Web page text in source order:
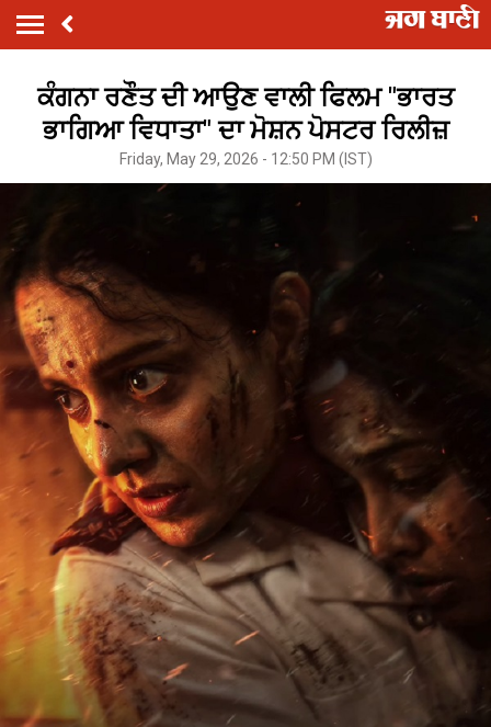
ਕੰਗਨਾ ਰਣੌਤ ਦੀ ਆਉਣ ਵਾਲੀ ਫਿਲਮ "ਭਾਰਤ
ਭਾਗਿਆ ਵਿਧਾਤਾ" ਦਾ ਮੋਸ਼ਨ ਪੋਸਟਰ ਰਿਲੀਜ਼
Friday, May 29, 2026 - 12:50 PM (IST)